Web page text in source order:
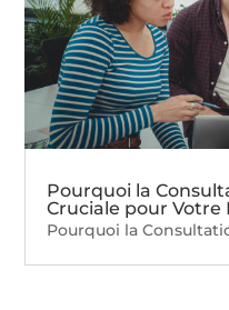
Pourquoi la
Cruciale pour Votre
Pourquoi la